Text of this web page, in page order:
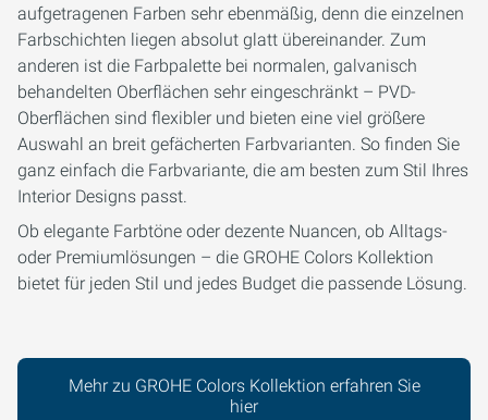
aufgetragenen Farben sehr ebenmäßig, denn die einzelnen
Farbschichten liegen absolut glatt übereinander. Zum
anderen ist die Farbpalette bei normalen, galvanisch
behandelten Oberflächen sehr eingeschränkt – PVD-
Oberflächen sind flexibler und bieten eine viel größere
Auswahl an breit gefächerten Farbvarianten. So finden Sie
ganz einfach die Farbvariante, die am besten zum Stil Ihres
Interior Designs passt.
Ob elegante Farbtöne oder dezente Nuancen, ob Alltags-
oder Premiumlösungen – die GROHE Colors Kollektion
bietet für jeden Stil und jedes Budget die passende Lösung.
Mehr zu GROHE Colors Kollektion erfahren Sie
hier